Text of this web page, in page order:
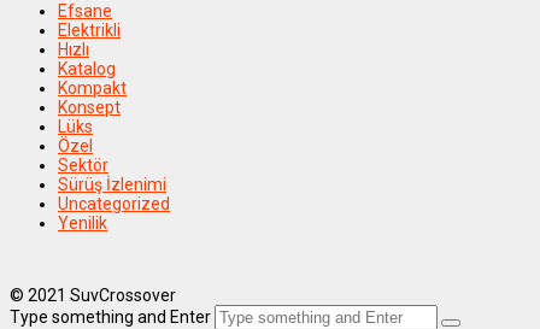
Efsane
Elektrikli
Hızlı
Katalog
Kompakt
Konsept
Lüks
Özel
Sektör
Sürüş İzlenimi
Uncategorized
Yenilik
© 2021 SuvCrossover
Type something and Enter